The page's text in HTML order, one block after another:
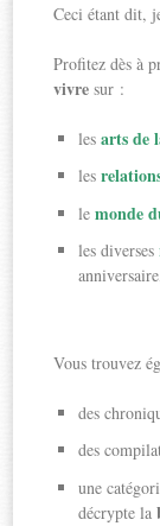
Ceci étant dit,
Profitez dès à
vivre sur :
lesarts de
les
lemonde
les diverses
Vous trouvez
des
des
une
décrypte la